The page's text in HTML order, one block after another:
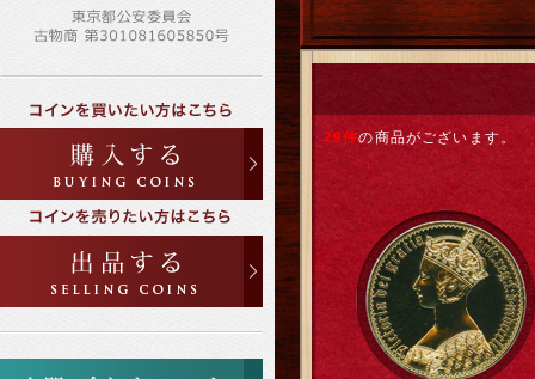
29件の商品がございます。